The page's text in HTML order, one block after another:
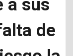
a sus
de